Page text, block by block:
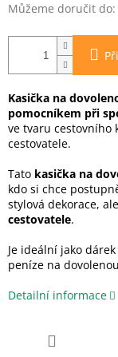
Můžeme doručit do:
Kasička na
pomocníkem při
ve tvaru cestovního
cestovatele.
Tato kasička na
kdo si chce
stylová dekorace,
cestovatele.
Je ideální jako
peníze na
Detailní informace